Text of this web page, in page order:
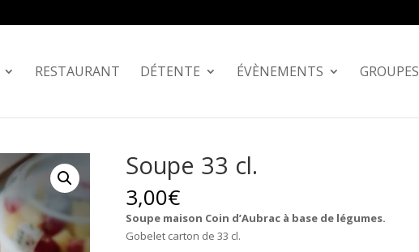
RESTAURANT DÉTENTE ÉVÈNEMENTS GROUPES
Soupe 33 cl.
3,00€
Soupe maison Coin d’Aubrac à base de légumes.
Gobelet carton de 33 cl.